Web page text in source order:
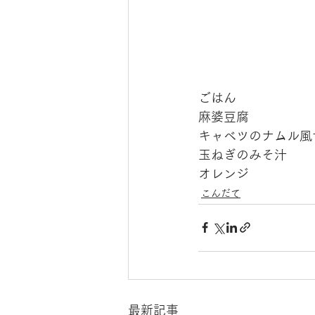
ごはん
麻婆豆腐
キャベツのナムル
玉ねぎのみそ汁
オレンジ
こんだて
最新記事